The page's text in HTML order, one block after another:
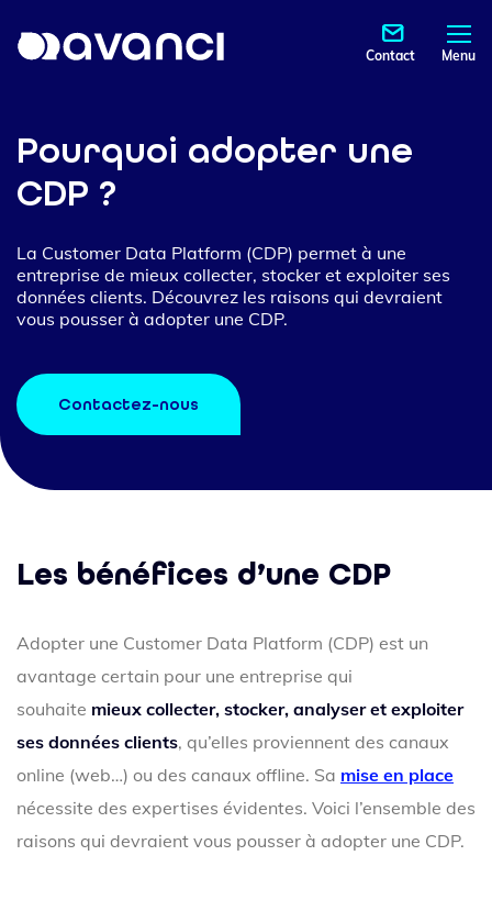
Contact Menu
Pourquoi adopter une
CDP ?
La Customer Data Platform (CDP) permet à une
entreprise de mieux collecter, stocker et exploiter ses
données clients. Découvrez les raisons qui devraient
vous pousser à adopter une CDP.
Contactez-nous
Les bénéfices d’une CDP
Adopter une Customer Data Platform (CDP) est un
avantage certain pour une entreprise qui
souhaite mieux collecter, stocker, analyser et exploiter
ses données clients, qu’elles proviennent des canaux
online (web…) ou des canaux offline. Sa mise en place
nécessite des expertises évidentes. Voici l’ensemble des
raisons qui devraient vous pousser à adopter une CDP.